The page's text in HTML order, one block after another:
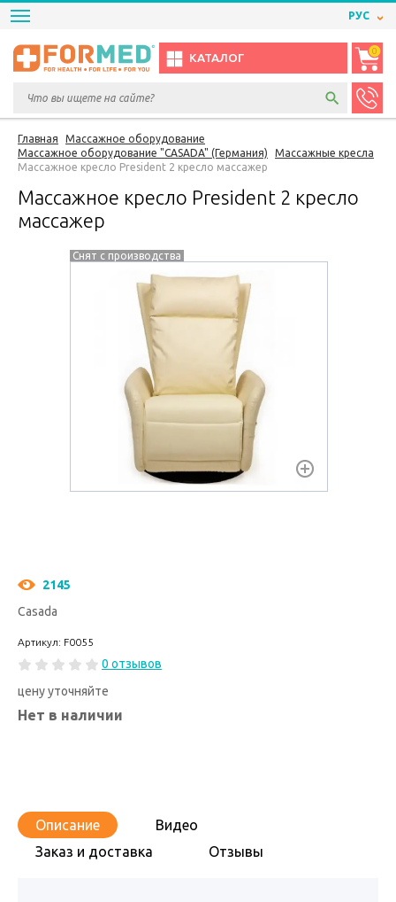
РУС
КАТАЛОГ
0
Главная
Массажное оборудование
Массажное оборудование "CASADA" (Германия)
Массажные кресла
Массажное кресло President 2 кресло массажер
Массажное кресло President 2 кресло
массажер
Снят с производства
2145
Casada
Артикул: F0055
0 отзывов
цену уточняйте
Нет в наличии
Описание
Видео
Заказ и доставка
Отзывы